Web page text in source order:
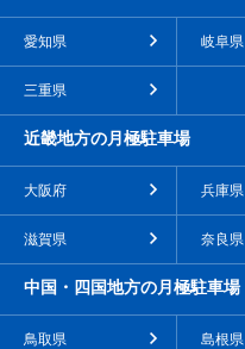
愛知県 岐阜県
三重県
近畿地方の月極駐車場
大阪府 兵庫県
滋賀県 奈良県
中国・四国地方の月極駐車場
鳥取県 島根県